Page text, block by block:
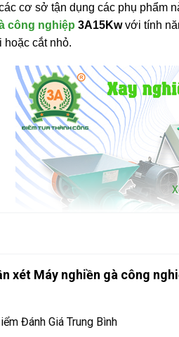
cơ sở tận dụng các phụ phẩm
công nghiệp 3A15Kwvới tính
hoặc cắt nhỏ.
xét Máy nghiền gà công
Đánh Giá Trung Bình